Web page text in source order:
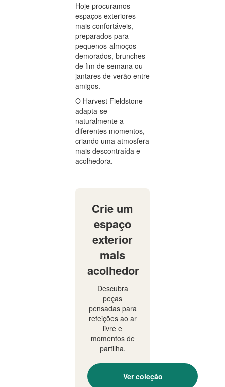
Hoje procuramos
espaços exteriores
mais confortáveis,
preparados para
pequenos-almoços
demorados, brunches
de fim de semana ou
jantares de verão entre
amigos.
O Harvest Fieldstone
adapta-se
naturalmente a
diferentes momentos,
criando uma atmosfera
mais descontraída e
acolhedora.
Crie um
espaço
exterior
mais
acolhedor
Descubra
peças
pensadas para
refeições ao ar
livre e
momentos de
partilha.
Ver coleção